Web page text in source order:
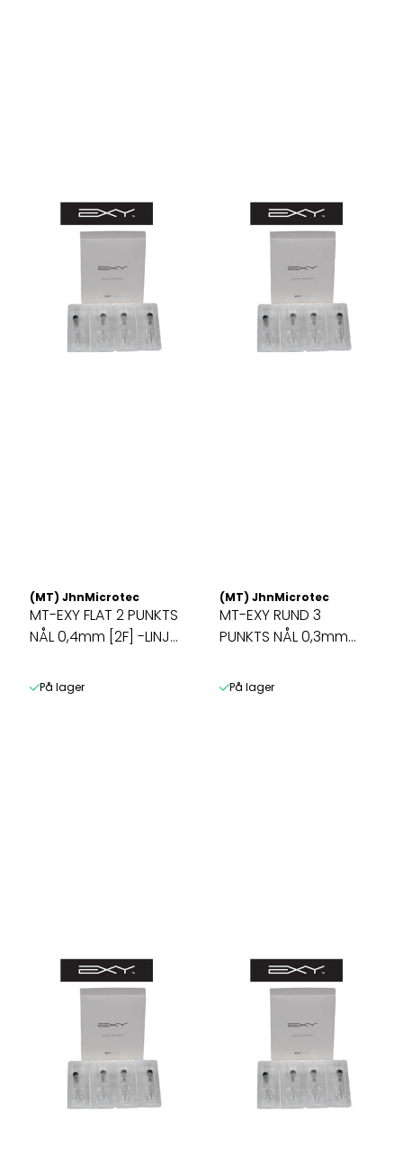
(MT) JhnMicrotec
MT-EXY FLAT 2 PUNKTS
NÅL 0,4mm [2F] -LINJE
På lager
(MT) JhnMicrotec
MT-EXY RUND 3
PUNKTS NÅL 0,3mm
På lager